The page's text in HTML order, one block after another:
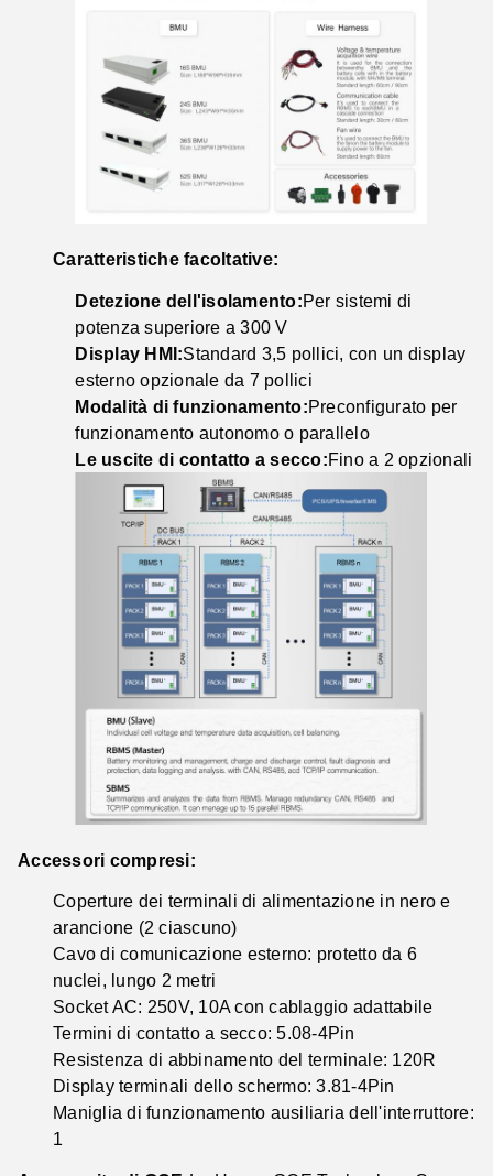
Caratteristiche facoltative:
Detezione dell'isolamento:Per sistemi di
potenza superiore a 300 V
Display HMI:Standard 3,5 pollici, con un display
esterno opzionale da 7 pollici
Modalità di funzionamento:Preconfigurato per
funzionamento autonomo o parallelo
Le uscite di contatto a secco:Fino a 2 opzionali
Accessori compresi:
Coperture dei terminali di alimentazione in nero e
arancione (2 ciascuno)
Cavo di comunicazione esterno: protetto da 6
nuclei, lungo 2 metri
Socket AC: 250V, 10A con cablaggio adattabile
Termini di contatto a secco: 5.08-4Pin
Resistenza di abbinamento del terminale: 120R
Display terminali dello schermo: 3.81-4Pin
Maniglia di funzionamento ausiliaria dell'interruttore:
1